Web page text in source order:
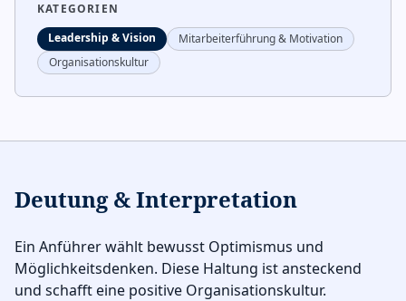
KATEGORIEN
Leadership & Vision
Mitarbeiterführung & Motivation
Organisationskultur
Deutung & Interpretation
Ein Anführer wählt bewusst Optimismus und
Möglichkeitsdenken. Diese Haltung ist ansteckend
und schafft eine positive Organisationskultur.